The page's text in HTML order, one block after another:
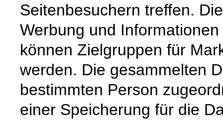
Seitenbesuchern treffen.
Werbung und
können Zielgruppen für
werden. Die gesammelten
bestimmten Person
einer Speicherung für die